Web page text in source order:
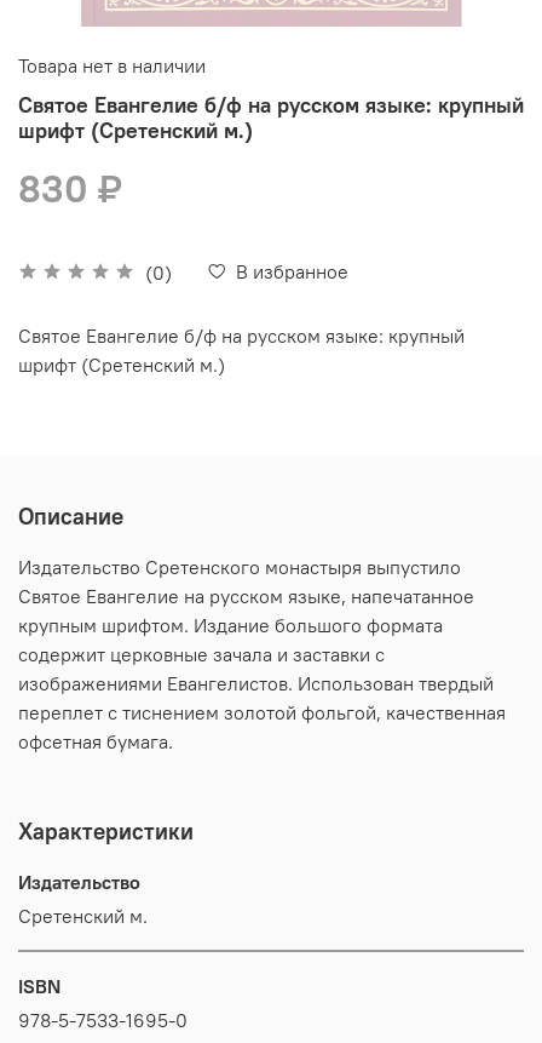
Товара нет в наличии
Святое Евангелие б/ф на русском языке: крупный
шрифт (Сретенский м.)
(0) В избранное
830 ₽
Святое Евангелие б/ф на русском языке: крупный
шрифт (Сретенский м.)
Описание
Издательство Сретенского монастыря выпустило
Святое Евангелие на русском языке, напечатанное
крупным шрифтом. Издание большого формата
содержит церковные зачала и заставки с
изображениями Евангелистов. Использован твердый
переплет с тиснением золотой фольгой, качественная
офсетная бумага.
Характеристики
Издательство
Сретенский м.
ISBN
978-5-7533-1695-0